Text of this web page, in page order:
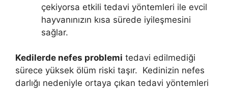
çekiyorsa etkili tedavi yöntemleri ile evcil
hayvanınızın kısa sürede iyileşmesini
sağlar.
Kedilerde nefes problemi tedavi edilmediği
sürece yüksek ölüm riski taşır. Kedinizin nefes
darlığı nedeniyle ortaya çıkan tedavi yöntemleri